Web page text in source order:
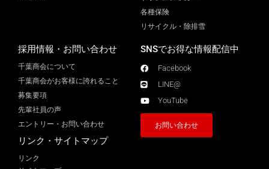
各種保険
リサイクル・除排雪
採用情報・お問い合わせ
千葉商会について
千葉商会がお客様に誇れること​
募集要項
先輩社員の声
エントリー・お問い合わせ
リンク・サイトマップ
リンク
SNSでお得な情報配信中
Facebook
LINE@
YouTube
お問い合わせ